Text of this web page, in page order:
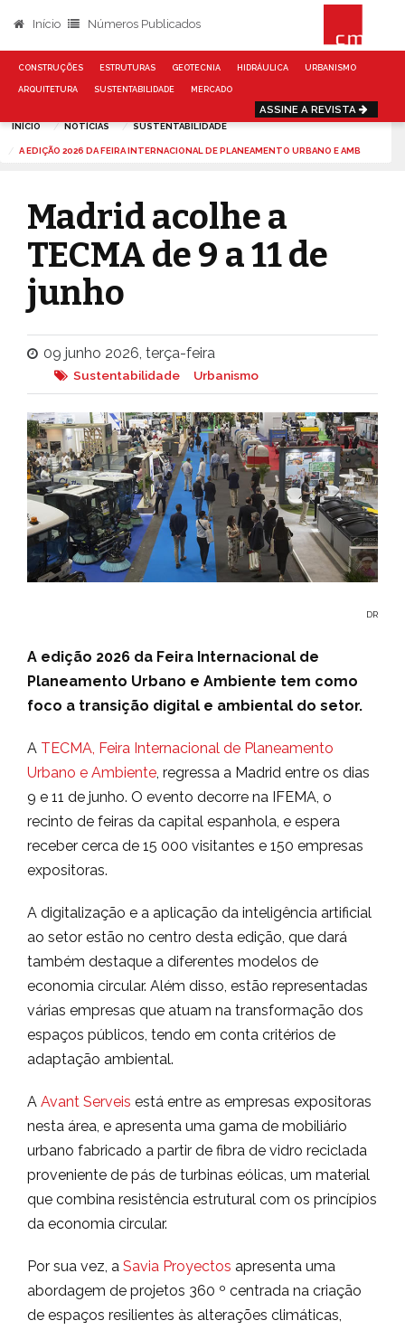
Início Números Publicados
CONSTRUÇÕES ESTRUTURAS GEOTECNIA HIDRÁULICA URBANISMO
ARQUITETURA SUSTENTABILIDADE MERCADO
ASSINE A REVISTA
INÍCIO NOTÍCIAS SUSTENTABILIDADE
A EDIÇÃO 2026 DA FEIRA INTERNACIONAL DE PLANEAMENTO URBANO E AMB
Madrid acolhe a
TECMA de 9 a 11 de
junho
09 junho 2026, terça-feira
Sustentabilidade Urbanismo
DR
A edição 2026 da Feira Internacional de
Planeamento Urbano e Ambiente tem como
foco a transição digital e ambiental do setor.
A TECMA, Feira Internacional de Planeamento
Urbano e Ambiente, regressa a Madrid entre os dias
9 e 11 de junho. O evento decorre na IFEMA, o
recinto de feiras da capital espanhola, e espera
receber cerca de 15 000 visitantes e 150 empresas
expositoras.
A digitalização e a aplicação da inteligência artificial
ao setor estão no centro desta edição, que dará
também destaque a diferentes modelos de
economia circular. Além disso, estão representadas
várias empresas que atuam na transformação dos
espaços públicos, tendo em conta critérios de
adaptação ambiental.
A Avant Serveis está entre as empresas expositoras
nesta área, e apresenta uma gama de mobiliário
urbano fabricado a partir de fibra de vidro reciclada
proveniente de pás de turbinas eólicas, um material
que combina resistência estrutural com os princípios
da economia circular.
Por sua vez, a Savia Proyectos apresenta uma
abordagem de projetos 360 º centrada na criação
de espaços resilientes às alterações climáticas,